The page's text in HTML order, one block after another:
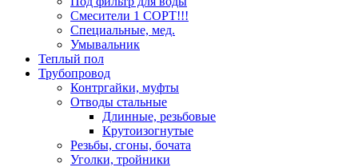
Смесители 1 СОРТ!!!
Специальные, мед.
Умывальник
Теплый пол
Трубопровод
Контргайки, муфты
Отводы стальные
Длинные, резьбовые
Крутоизогнутые
Резьбы, сгоны, бочата
Уголки, тройники